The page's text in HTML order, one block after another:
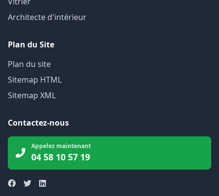
Architecte d'intérieur
Plan du Site
Plan du site
Sitemap HTML
Sitemap XML
Contactez-nous
Appelez maintenant
04 58 10 57 19